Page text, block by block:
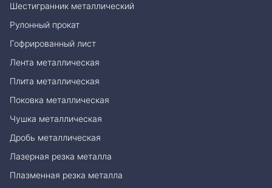
Шестигранник металлический
Рулонный прокат
Гофрированный лист
Лента металлическая
Плита металлическая
Поковка металлическая
Чушка металлическая
Дробь металлическая
Лазерная резка металла
Плазменная резка металла